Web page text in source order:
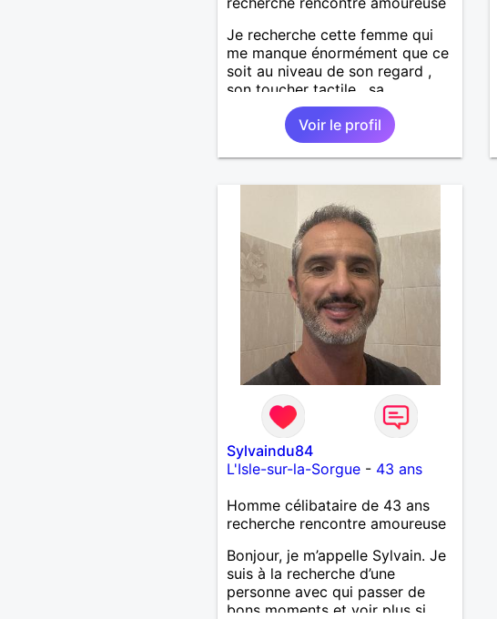
Je recherche cette femme qui
me manque énormément que ce
soit au niveau de son regard ,
son toucher tactile , sa
simplicité , sa douceur bref tout
ces défauts et ses qualités pour
une relation pérenne
Voir le profil
Sylvaindu84
L'Isle-sur-la-Sorgue- 43 ans
Homme célibataire de 43 ans
recherche rencontre amoureuse
Bonjour, je m’appelle Sylvain. Je
suis à la recherche d’une
personne avec qui passer de
bons moments et voir plus si